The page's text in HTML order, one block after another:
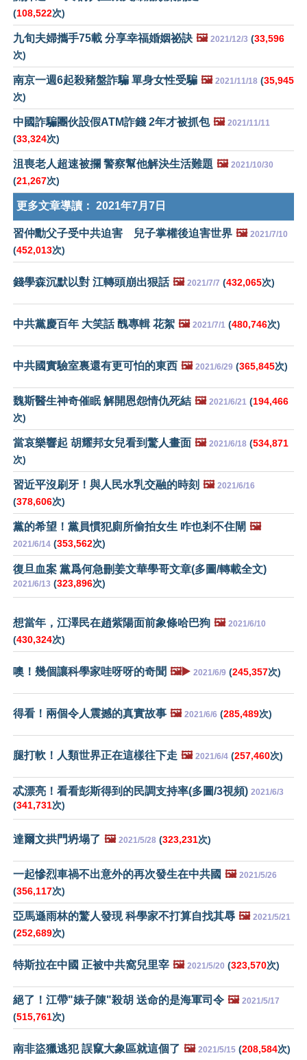
(108,522次)
九旬夫婦攜手75載 分享幸福婚姻祕訣 🖼️ 2021/12/3 (33,596
次)
南京一週6起殺豬盤詐騙 單身女性受騙 🖼️ 2021/11/18 (35,945
次)
中國詐騙團伙設假ATM詐錢 2年才被抓包 🖼️ 2021/11/11
(33,324次)
沮喪老人超速被攔 警察幫他解決生活難題 🖼️ 2021/10/30
(21,267次)
更多文章導讀： 2021年7月7日
習仲勳父子受中共迫害 兒子掌權後迫害世界 🖼️ 2021/7/10
(452,013次)
錢學森沉默以對 江轉頭崩出狠話 🖼️ 2021/7/7 (432,065次)
中共黨慶百年 大笑話 醜專輯 花絮 🖼️ 2021/7/1 (480,746次)
中共國實驗室裏還有更可怕的東西 🖼️ 2021/6/29 (365,845次)
魏斯醫生神奇催眠 解開恩怨情仇死結 🖼️ 2021/6/21 (194,466
次)
當哀樂響起 胡耀邦女兒看到驚人畫面 🖼️ 2021/6/18 (534,871
次)
習近平沒刷牙！與人民水乳交融的時刻 🖼️ 2021/6/16
(378,606次)
黨的希望！黨員慣犯廁所偷拍女生 咋也剎不住閘 🖼️
2021/6/14 (353,562次)
復旦血案 黨爲何急刪姜文華學哥文章(多圖/轉載全文)
2021/6/13 (323,896次)
想當年，江澤民在趙紫陽面前象條哈巴狗 🖼️ 2021/6/10
(430,324次)
噢！幾個讓科學家哇呀呀的奇聞 🖼️▶️ 2021/6/9 (245,357次)
得看！兩個令人震撼的真實故事 🖼️ 2021/6/6 (285,489次)
腿打軟！人類世界正在這樣往下走 🖼️ 2021/6/4 (257,460次)
忒漂亮！看看彭斯得到的民調支持率(多圖/3視頻) 2021/6/3
(341,731次)
達爾文拱門坍塌了 🖼️ 2021/5/28 (323,231次)
一起慘烈車禍不出意外的再次發生在中共國 🖼️ 2021/5/26
(356,117次)
亞馬遜雨林的驚人發現 科學家不打算自找其辱 🖼️ 2021/5/21
(252,689次)
特斯拉在中國 正被中共窩兒里宰 🖼️ 2021/5/20 (323,570次)
絕了！江帶"婊子陳"殺胡 送命的是海軍司令 🖼️ 2021/5/17
(515,761次)
南非盜獵逃犯 誤竄大象區就這個了 🖼️ 2021/5/15 (208,584次)